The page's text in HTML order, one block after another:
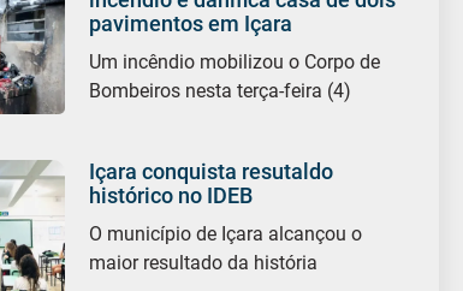
pavimentos em Içara
Um incêndio mobilizou o Corpo de
Bombeiros nesta terça-feira (4)
Içara conquista resutaldo
histórico no IDEB
O município de Içara alcançou o
maior resultado da história